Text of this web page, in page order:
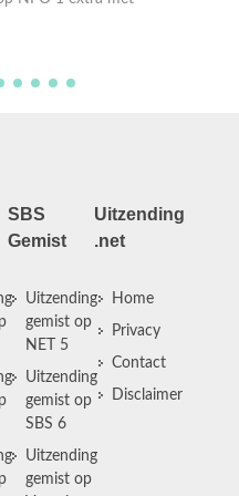
SBS
Gemist
Uitzending
gemist op
NET 5
Uitzending
gemist op
SBS 6
Uitzending
gemist op
Uitzending
.net
Home
Privacy
Contact
Disclaimer